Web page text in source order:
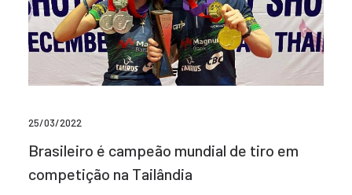
25/03/2022
Brasileiro é campeão mundial de tiro em
competição na Tailândia